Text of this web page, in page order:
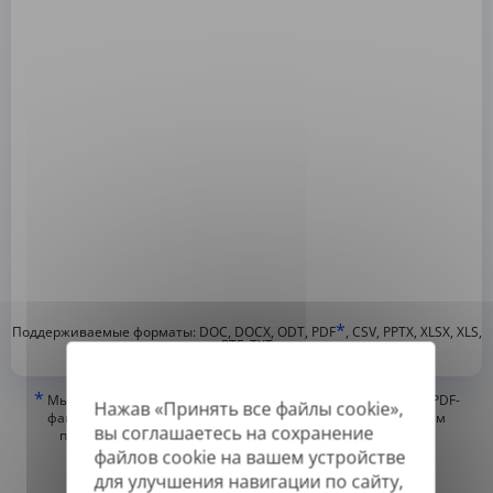
Нажав «Принять все файлы cookie»,
вы соглашаетесь на сохранение
файлов cookie на вашем устройстве
для улучшения навигации по сайту,
Поддерживаемые форматы: DOC, DOCX, ODT, PDF*, CSV, PPTX, XLSX, XLS,
RTF, TXT
* Мы можем переводить только «истинные» или цифровые PDF-
файлы, а также файлы с возможностью поиска, но не можем
переводить PDF-файлы, состоящие из изображений, или
отсканированные PDF.